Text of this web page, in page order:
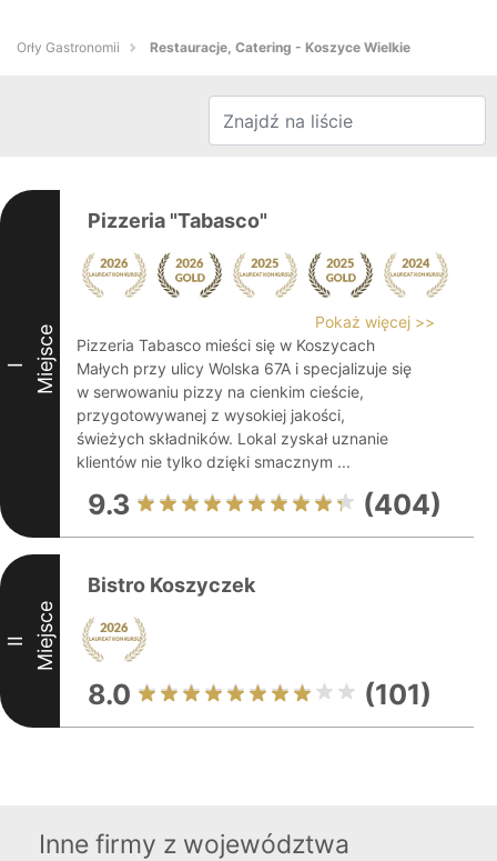
Orły Gastronomii Restauracje, Catering - Koszyce Wielkie
I Miejsce
Pizzeria "Tabasco"
Pokaż więcej >>
Pizzeria Tabasco mieści się w Koszycach
Małych przy ulicy Wolska 67A i specjalizuje się
w serwowaniu pizzy na cienkim cieście,
przygotowywanej z wysokiej jakości,
świeżych składników. Lokal zyskał uznanie
klientów nie tylko dzięki smacznym ...
9.3 (404)
II Miejsce
Bistro Koszyczek
8.0 (101)
Inne firmy z województwa